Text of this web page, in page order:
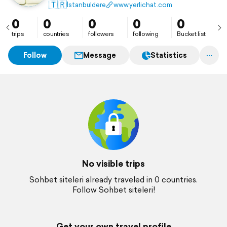
düşünüyorum.
🇹🇷İstanbuldere www.yerlichat.com
0
trips
0
countries
0
followers
0
following
0
Bucket list
Follow Message Statistics
No visible trips
Sohbet siteleri already traveled in 0 countries.
Follow Sohbet siteleri!